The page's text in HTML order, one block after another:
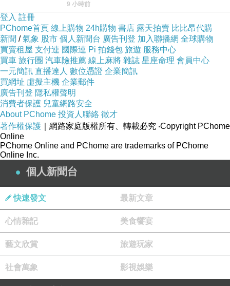
格1.34元（以四捨五入來計算=1元），去年2024
年核電的價格達到1.41元，到今年2025年的1.98
元（以四捨五入來計算=2元）；燃煤發電成本每
度達到2.46元（以四捨五入來計算=3元）；光電
發電成本每度4.04元（以四捨五入來計算=4
元）；最後就是風力發電成本每度4.78元（以四
捨五入來計算=5元），你莊瑞雄和民進黨的人怎
麼都成了啞巴了？很明顯，你們就是做賊心虛！
你們以為我呂福軒是在刻意捏造事實，是不是？
這筆資料是我呂福軒從台電資料調出來的！為什
麼你們民進黨的人都不敢講話？
你莊瑞雄要罷免屏東的鄉鎮市長，憑什麼？你算
老幾啊？你是擔任我們中華民國哪一個職位？是
立委？還是鄉鎮市民代表？你以為全高雄人都跟
你們一樣二百五嗎？照你的邏輯，科羅拉多州的
州長可以罷免丹佛市的市長，紐約州的州長可以
罷免紐約市長，華盛頓州的州長可以罷免華盛頓
市多市長，是嗎？你立委的權利有這麼大嗎？
9 小時前
登入 註冊
PChome首頁 線上購物 24h購物 書店 露天拍賣 比比昂代購
新聞 /氣象 股市 個人新聞台 廣告刊登 加入聯播網 全球購物
買賣租屋 支付連 國際連 Pi 拍錢包 旅遊 服務中心
買車 旅行團 汽車險推薦 線上麻將 雜誌 星座命理 會員中心
一元簡訊 直播達人 數位憑證 企業簡訊
買網址 虛擬主機 企業郵件
廣告刊登 隱私權聲明
消費者保護 兒童網路安全
About PChome 投資人聯絡 徵才
著作權保護 ｜網路家庭版權所有、轉載必究 ‧Copyright PChome
Online
PChome Online and PChome are trademarks of PChome
Online Inc.
個人新聞台
快速發文 最新文章
心情雜記 美食饗宴
藝文欣賞 旅遊玩家
社會萬象 影視娛樂